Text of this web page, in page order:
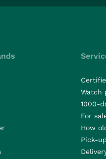
Watch
1000-
For
How
Pick-